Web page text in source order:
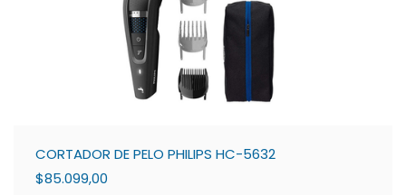
CORTADOR DE PELO PHILIPS HC-5632
$85.099,00